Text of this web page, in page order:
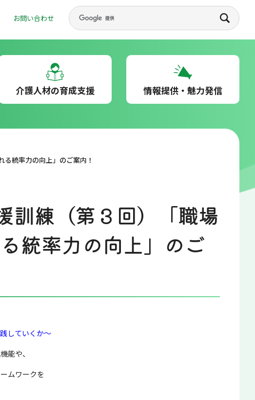
お問い合わせ
介護人材の育成支援 情報提供・魅力発信
統率力の向上」のご案内！
練（第３回）「職場
統率力の向上」のご
していくか～
能や、
ムワークを